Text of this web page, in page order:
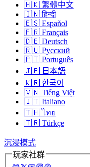
🇭🇰 繁體中文
🇮🇳 हिन्दी
🇪🇸 Español
🇫🇷 Français
🇩🇪 Deutsch
🇷🇺 Русский
🇵🇹 Português
🇯🇵 日本語
🇰🇷 한국어
🇻🇳 Tiếng Việt
🇮🇹 Italiano
🇹🇭 ไทย
🇹🇷 Türkçe
沉浸模式
玩家社群